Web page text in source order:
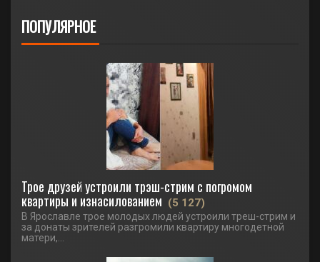
ПОПУЛЯРНОЕ
Трое друзей устроили трэш-стрим с погромом
квартиры и изнасилованием (5 127)
В Ярославле трое молодых людей устроили треш-стрим и
за донаты зрителей разгромили квартиру многодетной
матери,...